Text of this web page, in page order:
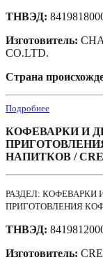
ТНВЭД:
Изготовитель:
CO.LTD.
Страна
Подробнее
КОФЕВАРКИ И
НАПИТКОВ /
РАЗДЕЛ: КОФЕВАРКИ
ПРИГОТОВЛЕНИЯ
ТНВЭД:
Изготовитель: